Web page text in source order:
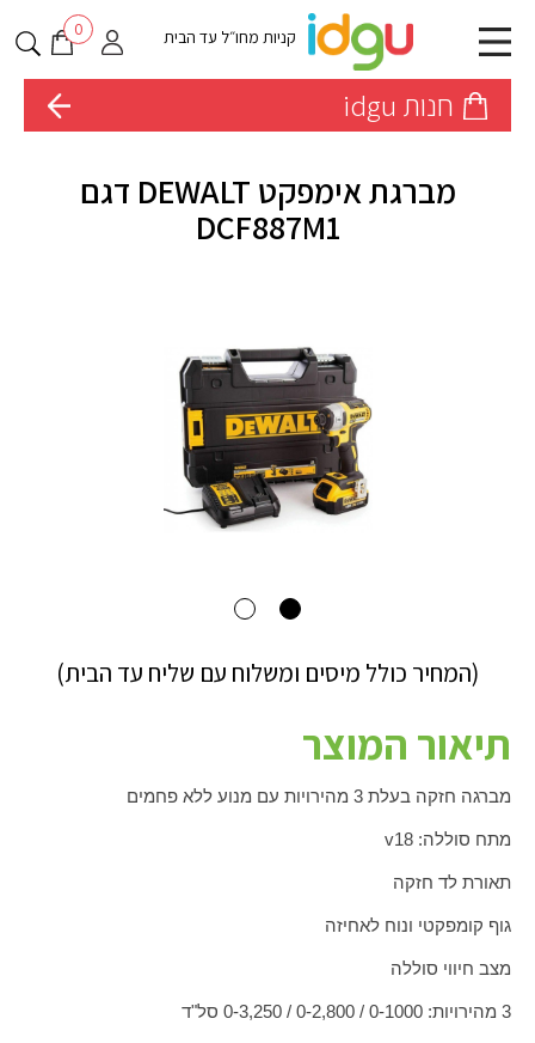
קניות מחו״ל עד הבית 0
חנות idgu
מברגת אימפקט DEWALT דגם
DCF887M1
(המחיר כולל מיסים ומשלוח עם שליח עד הבית)
תיאור המוצר
מברגה חזקה בעלת 3 מהירויות עם מנוע ללא פחמים
מתח סוללה: 18 v
תאורת לד חזקה
גוף קומפקטי ונוח לאחיזה
מצב חיווי סוללה
3 מהירויות: 0-1000 / 0-2,800 / 0-3,250 סל"ד